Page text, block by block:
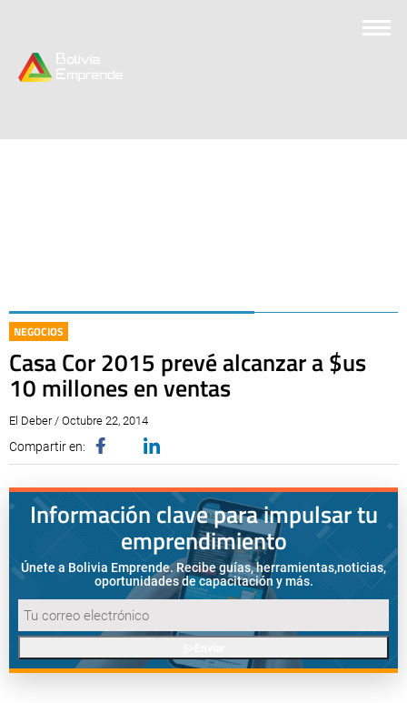
NEGOCIOS
Casa Cor 2015 prevé alcanzar a $us
10 millones en ventas
El Deber / Octubre 22, 2014
Compartir en:
Información clave para impulsar tu
emprendimiento
Únete a Bolivia Emprende. Recibe guías, herramientas,noticias,
oportunidades de capacitación y más.